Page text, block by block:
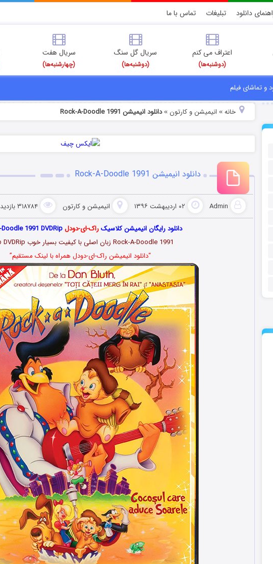
دانلود تبلیغات تماس با ما
اعتراف می کنم
(دوشنبه‌ها)
سریال گل سنگ
(دوشنبه‌ها)
سریال هفت
(چهارشنبه‌ها)
و تماشای فیلم
خانه» انیمیشن و کارتون »دانلود انیمیشن Rock-A-Doodle 1991
دانلود انیمیشن Rock-A-Doodle 1991
Admin ۰۲ اردیبهشت ۱۳۹۶ انیمیشن و کارتون ۳۱۸۷۸۴ بازدید
دانلود رایگان انیمیشن کلاسیکراک-ای-دودلRock-A-Doodle 1991 DVDRip
Rock-A-Doodle 1991 زبان اصلی با کیفیت بسیار خوب 576p DVDRip
“دانلود انیمیشن راک-ای-دودل همراه با لینک مستقیم”